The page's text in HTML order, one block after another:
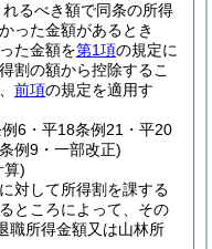
るべき額で同条の所得
った金額があるとき
た金額を第1項の規定に
割の額から控除するこ
前項の規定を適用す
6・平18条例21・平20
例9・一部改正)
算)
対して所得割を課する
ところによって、その
職所得金額又は山林所